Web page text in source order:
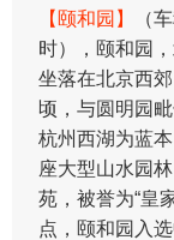
【颐和园】
（
时），颐和园
坐落在北京西
顷，与圆明园
杭州西湖为蓝
座大型山水园
苑，被誉为“皇
点，颐和园入